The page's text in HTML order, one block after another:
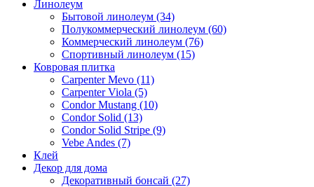
Линолеум
Бытовой линолеум (34)
Полукоммерческий линолеум (60)
Коммерческий линолеум (76)
Спортивный линолеум (15)
Ковровая плитка
Carpenter Mevo (11)
Carpenter Viola (5)
Condor Mustang (10)
Condor Solid (13)
Condor Solid Stripe (9)
Vebe Andes (7)
Клей
Декор для дома
Декоративный бонсай (27)